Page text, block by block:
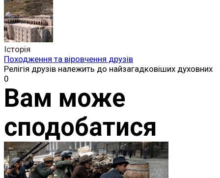
Історія
Походження та віровчення друзів
Релігія друзів належить до найзагадковіших духовних
0
Вам може
сподобатися